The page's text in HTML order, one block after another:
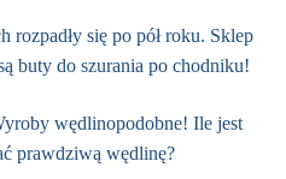
rozpadły się po pół roku. Sklep
buty do szurania po chodniku!
wędlinopodobne! Ile jest
prawdziwą wędlinę?